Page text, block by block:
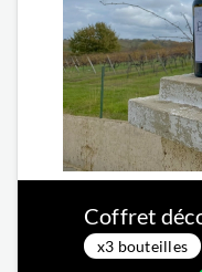
Coffret
x3 bouteilles